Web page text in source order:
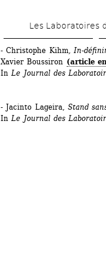
Les Laboratoires
- Christophe Kihm, In-
Xavier Boussiron (article
In Le Journal des
- Jacinto Lageira, Stand
In Le Journal des